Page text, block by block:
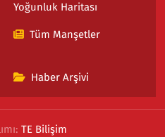
Yoğunluk Haritası
Tüm Manşetler
Haber Arşivi
TE Bilişim